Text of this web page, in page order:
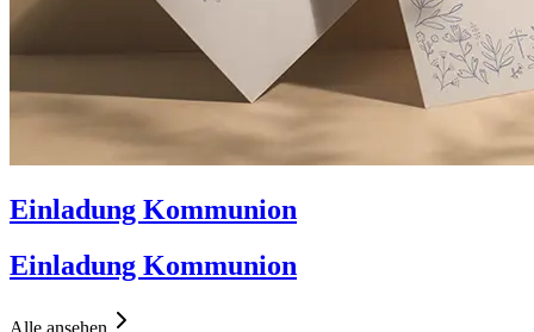
Einladung Kommunion
Einladung Kommunion